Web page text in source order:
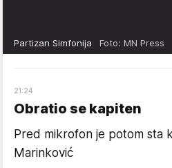
Partizan Simfonija Foto: MN Press
21:24
Obratio se kapiten
Pred mikrofon je potom sta
Marinković